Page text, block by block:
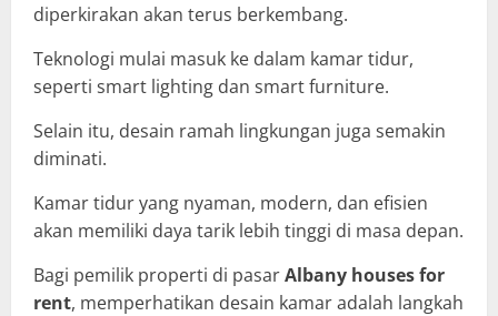
diperkirakan akan terus berkembang.
Teknologi mulai masuk ke dalam kamar tidur,
seperti smart lighting dan smart furniture.
Selain itu, desain ramah lingkungan juga semakin
diminati.
Kamar tidur yang nyaman, modern, dan efisien
akan memiliki daya tarik lebih tinggi di masa depan.
Bagi pemilik properti di pasarAlbany houses for
rent, memperhatikan desain kamar adalah langkah